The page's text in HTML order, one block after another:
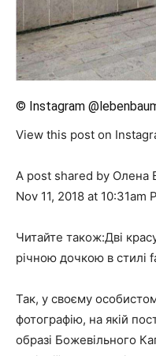
© Instagram
View this post on
A post shared by Олена
Nov 11, 2018 at 10:31am
Читайте також:Дві
річною дочкою в стилі
Так, у своєму
фотографію, на якій
образі Божевільного